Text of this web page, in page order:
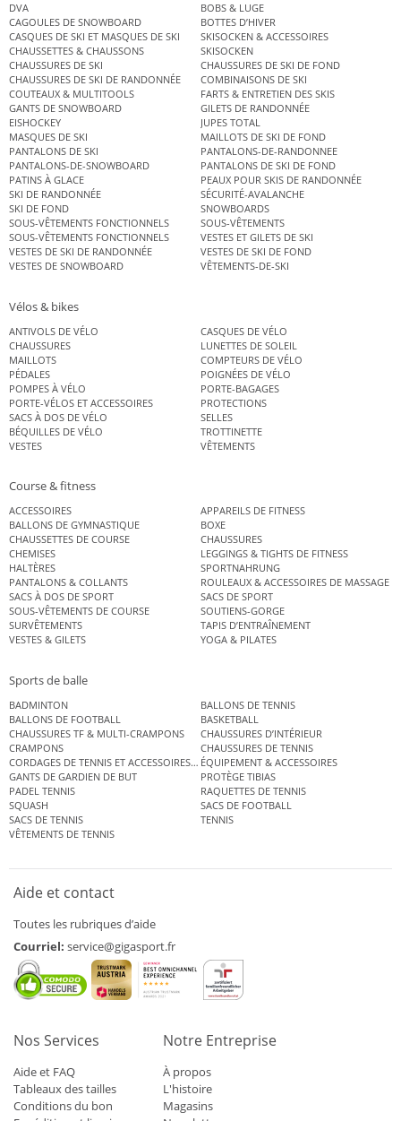
DVA
BOBS & LUGE
CAGOULES DE SNOWBOARD
BOTTES D’HIVER
CASQUES DE SKI ET MASQUES DE SKI
SKISOCKEN & ACCESSOIRES
CHAUSSETTES & CHAUSSONS
SKISOCKEN
CHAUSSURES DE SKI
CHAUSSURES DE SKI DE FOND
CHAUSSURES DE SKI DE RANDONNÉE
COMBINAISONS DE SKI
COUTEAUX & MULTITOOLS
FARTS & ENTRETIEN DES SKIS
GANTS DE SNOWBOARD
GILETS DE RANDONNÉE
EISHOCKEY
JUPES TOTAL
MASQUES DE SKI
MAILLOTS DE SKI DE FOND
PANTALONS DE SKI
PANTALONS-DE-RANDONNEE
PANTALONS-DE-SNOWBOARD
PANTALONS DE SKI DE FOND
PATINS À GLACE
PEAUX POUR SKIS DE RANDONNÉE
SKI DE RANDONNÉE
SÉCURITÉ-AVALANCHE
SKI DE FOND
SNOWBOARDS
SOUS-VÊTEMENTS FONCTIONNELS
SOUS-VÊTEMENTS
SOUS-VÊTEMENTS FONCTIONNELS
VESTES ET GILETS DE SKI
VESTES DE SKI DE RANDONNÉE
VESTES DE SKI DE FOND
VESTES DE SNOWBOARD
VÊTEMENTS-DE-SKI
Vélos & bikes
ANTIVOLS DE VÉLO
CASQUES DE VÉLO
CHAUSSURES
LUNETTES DE SOLEIL
MAILLOTS
COMPTEURS DE VÉLO
PÉDALES
POIGNÉES DE VÉLO
POMPES À VÉLO
PORTE-BAGAGES
PORTE-VÉLOS ET ACCESSOIRES
PROTECTIONS
SACS À DOS DE VÉLO
SELLES
BÉQUILLES DE VÉLO
TROTTINETTE
VESTES
VÊTEMENTS
Course & fitness
ACCESSOIRES
APPAREILS DE FITNESS
BALLONS DE GYMNASTIQUE
BOXE
CHAUSSETTES DE COURSE
CHAUSSURES
CHEMISES
LEGGINGS & TIGHTS DE FITNESS
HALTÈRES
SPORTNAHRUNG
PANTALONS & COLLANTS
ROULEAUX & ACCESSOIRES DE MASSAGE
SACS À DOS DE SPORT
SACS DE SPORT
SOUS-VÊTEMENTS DE COURSE
SOUTIENS-GORGE
SURVÊTEMENTS
TAPIS D’ENTRAÎNEMENT
VESTES & GILETS
YOGA & PILATES
Sports de balle
BADMINTON
BALLONS DE TENNIS
BALLONS DE FOOTBALL
BASKETBALL
CHAUSSURES TF & MULTI-CRAMPONS
CHAUSSURES D’INTÉRIEUR
CRAMPONS
CHAUSSURES DE TENNIS
CORDAGES DE TENNIS ET ACCESSOIRES DE TENNISÉQUIPEMENT & ACCESSOIRES
GANTS DE GARDIEN DE BUT
PROTÈGE TIBIAS
PADEL TENNIS
RAQUETTES DE TENNIS
SQUASH
SACS DE FOOTBALL
SACS DE TENNIS
TENNIS
VÊTEMENTS DE TENNIS
Aide et contact
Toutes les rubriques d’aide
Courriel: service@gigasport.fr
Nos Services
Aide et FAQ
Tableaux des tailles
Conditions du bon
Notre Entreprise
À propos
L'histoire
Magasins